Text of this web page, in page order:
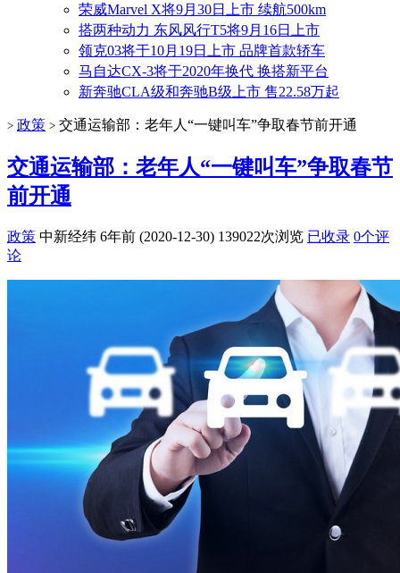
荣威Marvel X将9月30日上市 续航500km
搭两种动力 东风风行T5将9月16日上市
领克03将于10月19日上市 品牌首款轿车
马自达CX-3将于2020年换代 换搭新平台
新奔驰CLA级和奔驰B级上市 售22.58万起
> 政策 > 交通运输部：老年人“一键叫车”争取春节前开通
交通运输部：老年人“一键叫车”争取春节
前开通
政策 中新经纬 6年前 (2020-12-30) 139022次浏览 已收录 0个评
论